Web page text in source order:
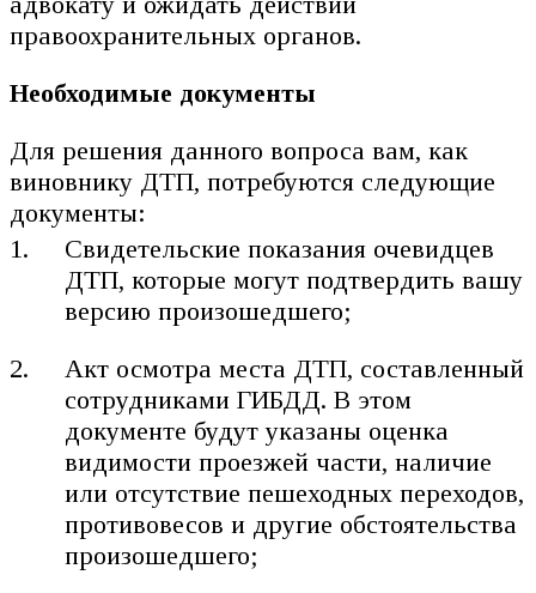
правоохранительных органов.
Необходимые документы
Для решения данного вопроса вам, как
виновнику ДТП, потребуются следующие
документы:
Свидетельские показания очевидцев
ДТП, которые могут подтвердить вашу
версию произошедшего;
Акт осмотра места ДТП, составленный
сотрудниками ГИБДД. В этом
документе будут указаны оценка
видимости проезжей части, наличие
или отсутствие пешеходных переходов,
противовесов и другие обстоятельства
произошедшего;